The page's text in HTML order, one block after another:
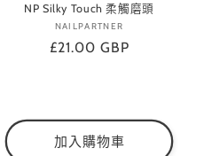
NP Silky Touch 柔觸磨頭
廠
商：
NAILPARTNER
定
£21.00 GBP
加入購物車